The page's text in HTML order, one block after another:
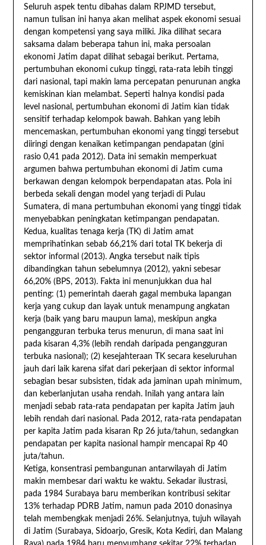
Seluruh aspek tentu dibahas dalam RPJMD tersebut,
namun tulisan ini hanya akan melihat aspek ekonomi sesuai
dengan kompetensi yang saya miliki. Jika dilihat secara
saksama dalam beberapa tahun ini, maka persoalan
ekonomi Jatim dapat dilihat sebagai berikut. Pertama,
pertumbuhan ekonomi cukup tinggi, rata-rata lebih tinggi
dari nasional, tapi makin lama percepatan penurunan angka
kemiskinan kian melambat. Seperti halnya kondisi pada
level nasional, pertumbuhan ekonomi di Jatim kian tidak
sensitif terhadap kelompok bawah. Bahkan yang lebih
mencemaskan, pertumbuhan ekonomi yang tinggi tersebut
diiringi dengan kenaikan ketimpangan pendapatan (gini
rasio 0,41 pada 2012). Data ini semakin memperkuat
argumen bahwa pertumbuhan ekonomi di Jatim cuma
berkawan dengan kelompok berpendapatan atas. Pola ini
berbeda sekali dengan model yang terjadi di Pulau
Sumatera, di mana pertumbuhan ekonomi yang tinggi tidak
menyebabkan peningkatan ketimpangan pendapatan.
Kedua, kualitas tenaga kerja (TK) di Jatim amat
memprihatinkan sebab 66,21% dari total TK bekerja di
sektor informal (2013). Angka tersebut naik tipis
dibandingkan tahun sebelumnya (2012), yakni sebesar
66,20% (BPS, 2013). Fakta ini menunjukkan dua hal
penting: (1) pemerintah daerah gagal membuka lapangan
kerja yang cukup dan layak untuk menampung angkatan
kerja (baik yang baru maupun lama), meskipun angka
pengangguran terbuka terus menurun, di mana saat ini
pada kisaran 4,3% (lebih rendah daripada pengangguran
terbuka nasional); (2) kesejahteraan TK secara keseluruhan
jauh dari laik karena sifat dari pekerjaan di sektor informal
sebagian besar subsisten, tidak ada jaminan upah minimum,
dan keberlanjutan usaha rendah. Inilah yang antara lain
menjadi sebab rata-rata pendapatan per kapita Jatim jauh
lebih rendah dari nasional. Pada 2012, rata-rata pendapatan
per kapita Jatim pada kisaran Rp 26 juta/tahun, sedangkan
pendapatan per kapita nasional hampir mencapai Rp 40
juta/tahun.
Ketiga, konsentrasi pembangunan antarwilayah di Jatim
makin membesar dari waktu ke waktu. Sekadar ilustrasi,
pada 1984 Surabaya baru memberikan kontribusi sekitar
13% terhadap PDRB Jatim, namun pada 2010 donasinya
telah membengkak menjadi 26%. Selanjutnya, tujuh wilayah
di Jatim (Surabaya, Sidoarjo, Gresik, Kota Kediri, dan Malang